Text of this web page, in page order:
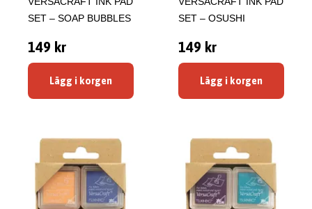
SET – SOAP BUBBLES
149 kr
Lägg i korgen
SET – OSUSHI
149 kr
Lägg i korgen